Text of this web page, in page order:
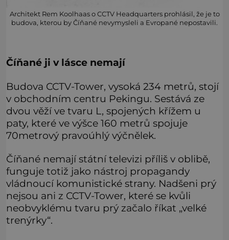
Architekt Rem Koolhaas o CCTV Headquarters prohlásil, že je to
budova, kterou by Číňané nevymysleli a Evropané nepostavili.
Číňané ji v lásce nemají
Budova CCTV-Tower, vysoká 234 metrů, stojí
v obchodním centru Pekingu. Sestává ze
dvou věží ve tvaru L, spojených křížem u
paty, které ve výšce 160 metrů spojuje
70metrový pravoúhlý výčnělek.
Číňané nemají státní televizi příliš v oblibě,
funguje totiž jako nástroj propagandy
vládnoucí komunistické strany. Nadšeni prý
nejsou ani z CCTV-Tower, které se kvůli
neobvyklému tvaru prý začalo říkat „velké
trenýrky“.